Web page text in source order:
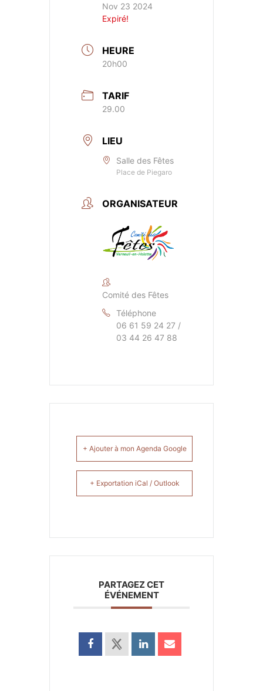
Nov 23 2024
Expiré!
HEURE
20h00
TARIF
29.00
LIEU
Salle des Fêtes
Place de Piegaro
ORGANISATEUR
Comité des Fêtes
Téléphone
06 61 59 24 27 /
03 44 26 47 88
+ Ajouter à mon Agenda Google
+ Exportation iCal / Outlook
PARTAGEZ CET
ÉVÉNEMENT